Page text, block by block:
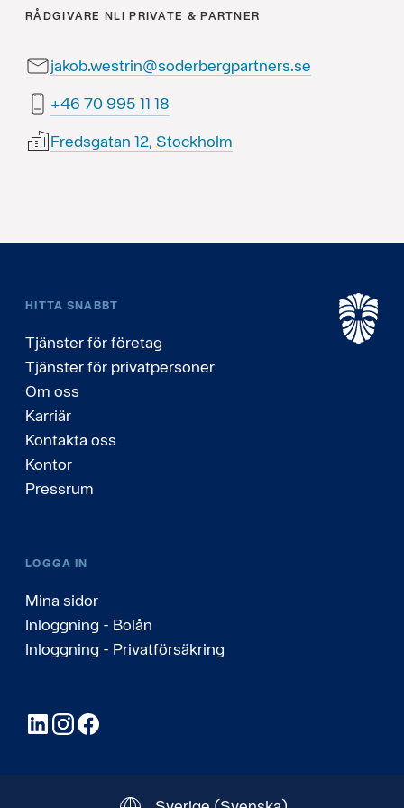
RÅDGIVARE NLI PRIVATE & PARTNER
jakob.westrin@soderbergpartners.se
81 11 599 07 64+
Fredsgatan 12, Stockholm
HITTA SNABBT
Tjänster för företag
Tjänster för privatpersoner
Om oss
Karriär
Kontakta oss
Kontor
Pressrum
LOGGA IN
Mina sidor
Inloggning - Bolån
Inloggning - Privatförsäkring
LinkedInInstagram